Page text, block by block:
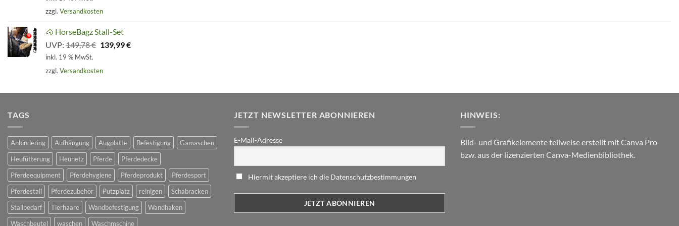
74,89 €69,99 €.
zzgl. Versandkosten
🐴 HorseBagz Stall-Set
UVP: 149,78€ Ursprünglicher
149,78 €
139,99€Aktueller
inkl. 19 % MwSt.
zzgl. Versandkosten
TAGS
Anbindering Aufhängung Augplatte Befestigung
Gamaschen
Heufütterung
Heunetz Pferde
Pferdedecke
Pferdeequipment
Pferdehygiene Pferdeprodukt
Pferdesport
Pferdestall
Pferdezubehör Putzplatz reinigen
Schabracken
Stallbedarf
Tierhaare Wandbefestigung
Wandhaken
Waschbeutel
waschen Waschmschine
JETZT NEWSLETTER ABONNIEREN
E-Mail-Adresse
Hiermit akzeptiere ich die Datenschutzbestimmungen
HINWEIS:
Bild- und Grafikelemente teilweise erstellt mit Canva Pro
bzw. aus der lizenzierten Canva-Medienbibliothek.